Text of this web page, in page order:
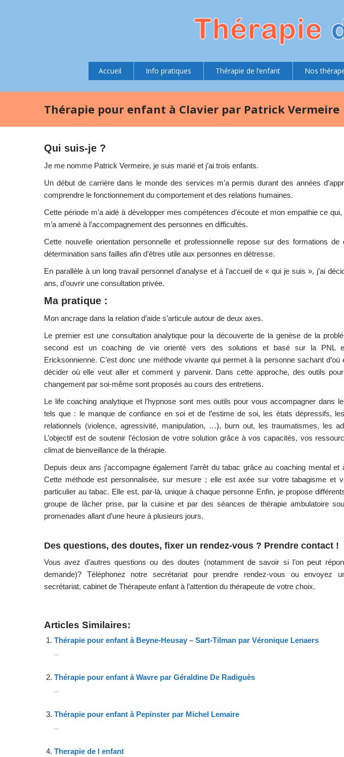
Accueil Info pratiques Thérapie de l’enfant Nos
Thérapie pour enfant à Clavier par Patrick Vermeire
Qui suis-je ?
Je me nomme Patrick Vermeire, je suis marié et j’ai trois enfants.
Un début de carrière dans le monde des services m’a permis durant des années
comprendre le fonctionnement du comportement et des relations humaines.
Cette période m’a aidé à développer mes compétences d’écoute et mon empathie ce qui,
m’a amené à l’accompagnement des personnes en difficultés.
Cette nouvelle orientation personnelle et professionnelle repose sur des formations de
détermination sans failles afin d’êtres utile aux personnes en détresse.
En parallèle à un long travail personnel d’analyse et à l’accueil de « qui je suis », j’ai
ans, d’ouvrir une consultation privée.
Ma pratique :
Mon ancrage dans la relation d’aide s’articule autour de deux axes.
Le premier est une consultation analytique pour la découverte de la genèse de la
second est un coaching de vie orienté vers des solutions et basé sur la PNL et
Ericksonnienne. C’est donc une méthode vivante qui permet à la personne sachant d’où
décider où elle veut aller et comment y parvenir. Dans cette approche, des outils
changement par soi-même sont proposés au cours des entretiens.
Le life coaching analytique et l’hypnose sont mes outils pour vous accompagner dans
tels que : le manque de confiance en soi et de l’estime de soi, les états dépressifs,
relationnels (violence, agressivité, manipulation, …), burn out, les traumatismes, les
L’objectif est de soutenir l’éclosion de votre solution grâce à vos capacités, vos
climat de bienveillance de la thérapie.
Depuis deux ans j’accompagne également l’arrêt du tabac grâce au coaching mental et
Cette méthode est personnalisée, sur mesure ; elle est axée sur votre tabagisme et
particulier au tabac. Elle est, par-là, unique à chaque personne Enfin, je propose
groupe de lâcher prise, par la cuisine et par des séances de thérapie ambulatoire
promenades allant d’une heure à plusieurs jours.
Des questions, des doutes, fixer un rendez-vous ? Prendre contact !
Vous avez d’autres questions ou des doutes (notamment de savoir si l’on peut
demande)? Téléphonez notre secrétariat pour prendre rendez-vous ou envoyez
secrétariat, cabinet de Thérapeute enfant à l’attention du thérapeute de votre choix.
Articles Similaires:
Thérapie pour enfant à Beyne-Heusay – Sart-Tilman par Véronique Lenaers
Thérapie pour enfant à Wavre par Géraldine De Radiguès
Thérapie pour enfant à Pepinster par Michel Lemaire
Therapie de l enfant